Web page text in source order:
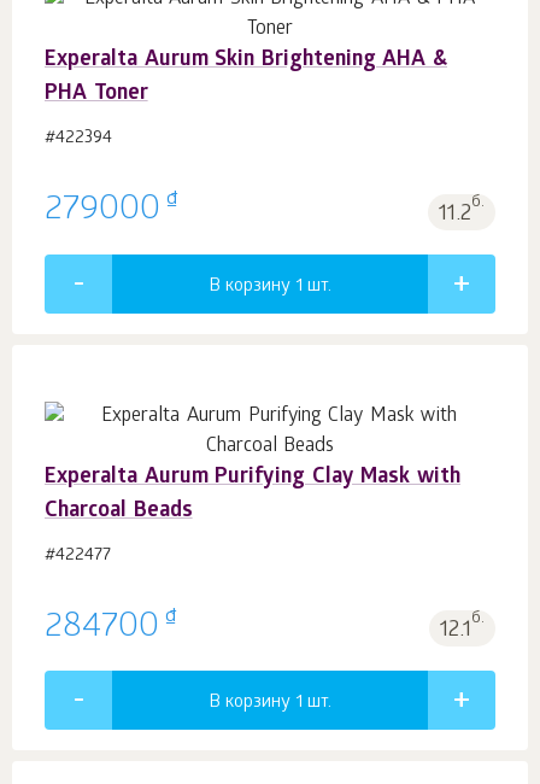
Experalta Aurum Skin Brightening AHA &
PHA Toner
#422394
279000 ₫ 11.2б.
В корзину 1 шт.
Experalta Aurum Purifying Clay Mask with
Charcoal Beads
#422477
284700 ₫ 12.1б.
В корзину 1 шт.